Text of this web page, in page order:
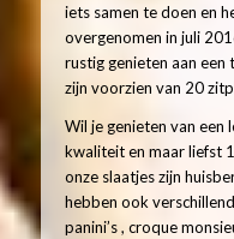
iets samen te doen en
overgenomen in juli
rustig genieten aan
zijn voorzien van 20
Wil je genieten van een
kwaliteit en maar liefst
onze slaatjes zijn
hebben ook
panini’s , croque